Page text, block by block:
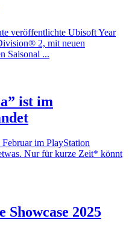
veröffentlichte Ubisoft Year
2, mit neuen
Saisonal ...
ist im
im PlayStation
Nur für kurze Zeit* könnt
2025